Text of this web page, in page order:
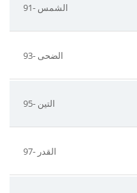
91- الشمس
93- الضحى
95- التين
97- القدر